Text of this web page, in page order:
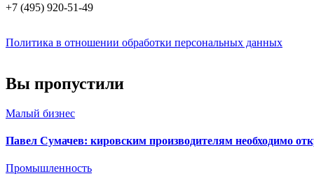
+7 (495) 920-51-49
Политика в отношении обработки персональных данных
Вы пропустили
Малый бизнес
Павел Сумачев: кировским производителям необходимо
Промышленность